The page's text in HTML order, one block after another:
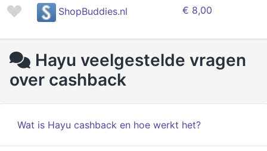
ShopBuddies.nl € 8,00
Hayu veelgestelde vragen
over cashback
Wat is Hayu cashback en hoe werkt het?